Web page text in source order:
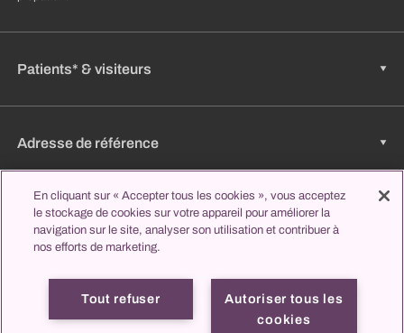
Patients* & visiteurs
Adresse de référence
Emplois & carrière
Apprendre et étudier
En cliquant sur « Accepter tous les cookies », vous acceptez
le stockage de cookies sur votre appareil pour améliorer la
navigation sur le site, analyser son utilisation et contribuer à
nos efforts de marketing.
Autoriser tous les
cookies
Tout refuser